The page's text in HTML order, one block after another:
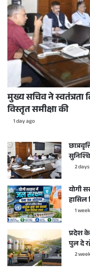
मुख्य सचिव ने स्वतंत्रता
विस्तृत समीक्षा की
1 day ago
2
योगी
हासिल
1
प्रदेश
पुल दे
2